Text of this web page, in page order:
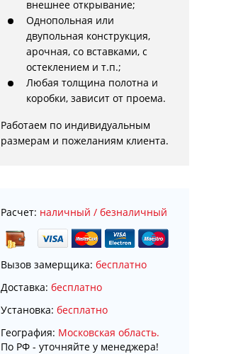
внешнее открывание;
Однопольная или
двупольная конструкция,
арочная, со вставками, с
остеклением и т.п.;
Любая толщина полотна и
коробки, зависит от проема.
Работаем по индивидуальным
размерам и пожеланиям клиента.
Расчет: наличный / безналичный
Вызов замерщика: бесплатно
Доставка: бесплатно
Установка: бесплатно
География: Московская область.
По РФ - уточняйте у менеджера!